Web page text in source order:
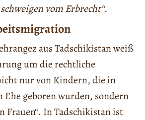
vom Erbrecht“.
aus Tadschikistan weiß
um die rechtliche
nur von Kindern, die in
geboren wurden, sondern
Frauen“. In Tadschikistan ist